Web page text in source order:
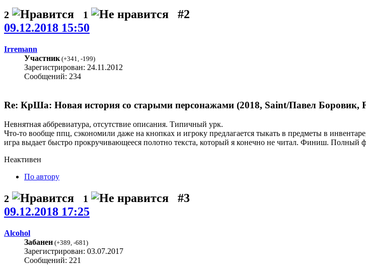
2 1
#2
09.12.2018 15:50
Irremann
Участник (+341 -199)
Зарегистрирован: 24.11.2012
Сообщений: 234
Re: КрШа: Новая история со старыми персонажами (2018, Saint/Павел Боровик,
Невнятная аббревиатура, отсутствие описания. Типичный урк.
Что-то вообще ппц, сэкономили даже на кнопках и игроку предлагается тыкать в предметы в
игра выдает быстро прокручивающееся полотно текста, который я конечно не читал. Финиш. Полный
Неактивен
По автору
2 1
#3
09.12.2018 17:25
Alcohol
Забанен (+389, -681)
Зарегистрирован: 03.07.2017
Сообщений: 221